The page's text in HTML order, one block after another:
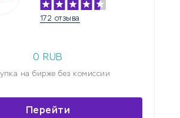
172 отзыва
0 RUB
на бирже без комиссии
Перейти